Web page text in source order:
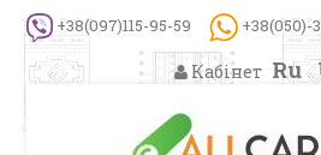
+38(097)115-95-59 +38(050)-
Кабінет Ru